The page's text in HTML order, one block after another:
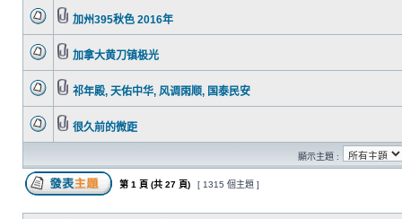
加州395秋色 2016年
加拿大黄刀镇极光
祁年殿, 天佑中华, 风调雨顺, 国泰民安
很久前的微距
顯示主題 :
第 1 頁 (共 27 頁) [ 1315 個主題 ]